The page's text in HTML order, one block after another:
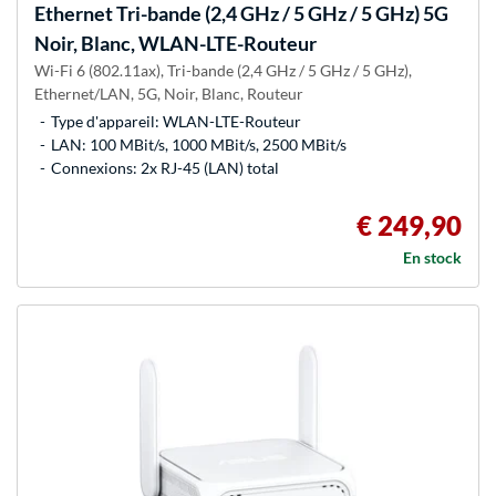
Ethernet Tri-bande (2,4 GHz / 5 GHz / 5 GHz) 5G
Noir, Blanc, WLAN-LTE-Routeur
Wi-Fi 6 (802.11ax), Tri-bande (2,4 GHz / 5 GHz / 5 GHz),
Ethernet/LAN, 5G, Noir, Blanc, Routeur
Type d'appareil: WLAN-LTE-Routeur
LAN: 100 MBit/s, 1000 MBit/s, 2500 MBit/s
Connexions: 2x RJ-45 (LAN) total
€ 249,90
En stock